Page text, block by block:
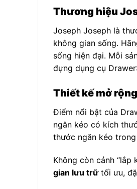
Thương hiệu
Joseph Joseph là
không gian sống.
sống hiện đại. Mỗi
đựng dụng cụ
Thiết kế mở
Điểm nổi bật của
ngăn kéo có kích
thước ngăn kéo
Không còn cảnh “lắp
gian lưu trữtối ưu,